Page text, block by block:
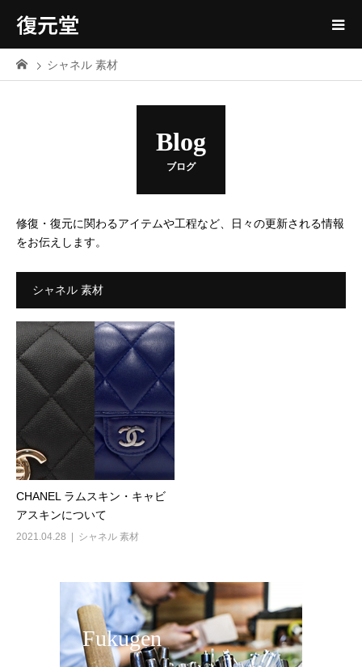
復元堂
シャネル 素材
Blog
ブログ
修復・復元に関わるアイテムや工程など、日々の更新される情報
をお伝えします。
シャネル 素材
CHANEL ラムスキン・キャビ
アスキンについて
2021.04.28 シャネル 素材
Fukugen